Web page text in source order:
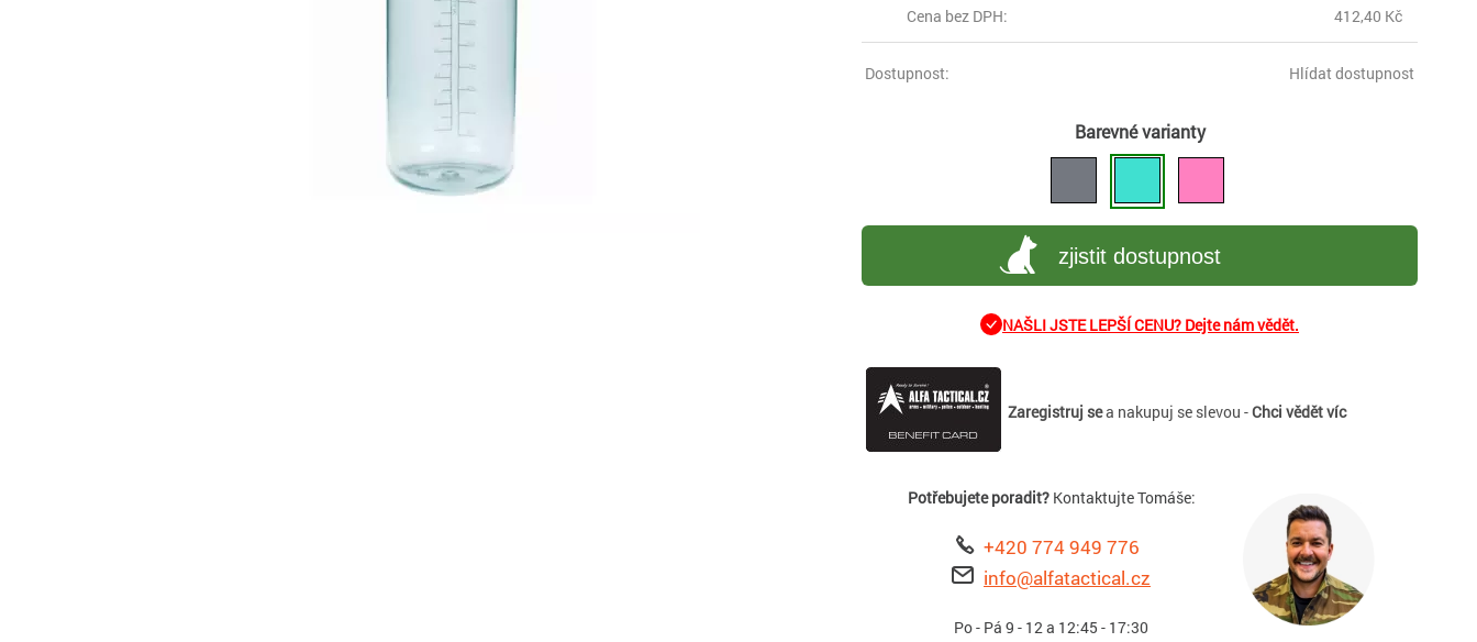
Cena bez DPH: 412,40 Kč
Dostupnost: Hlídat dostupnost
Barevné varianty
zjistit dostupnost
NAŠLI JSTE LEPŠÍ CENU? Dejte nám vědět.
Zaregistruj sea nakupuj se slevou -Chci vědět víc
Potřebujete poradit?Kontaktujte Tomáše:
+420 774 949 776
info@alfatactical.cz
Po - Pá 9 - 12 a 12:45 - 17:30